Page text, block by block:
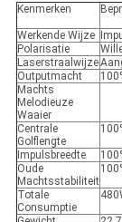
Kenmerken
Werkende Wijze
Polarisatie
Laserstraalwijze
Outputmacht
Machts
Melodieuze
Waaier
Centrale
Golflengte
Impulsbreedte
Oude
Machtsstabiliteit
Totale
Consumptie